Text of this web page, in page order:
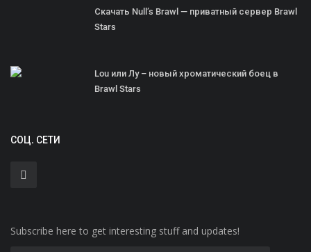
Скачать Null’s Brawl — приватный сервер Brawl
Stars
Lou или Лу – новый хроматический боец в
Brawl Stars
СОЦ. СЕТИ
Subscribe here to get interesting stuff and updates!